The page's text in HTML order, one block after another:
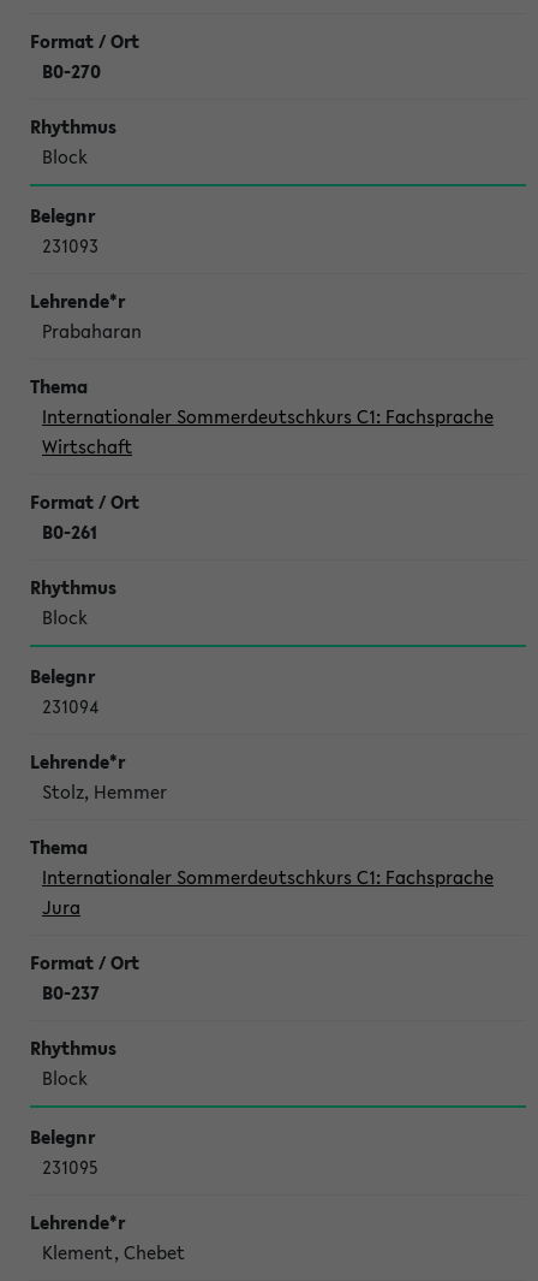
B0-270
Block
231093
Prabaharan
Internationaler Sommerdeutschkurs C1: Fachsprache
Wirtschaft
B0-261
Block
231094
Stolz, Hemmer
Internationaler Sommerdeutschkurs C1: Fachsprache
Jura
B0-237
Block
231095
Klement, Chebet